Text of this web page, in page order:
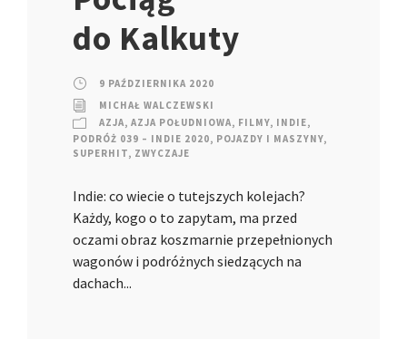
do Kalkuty
9 PAŹDZIERNIKA 2020
MICHAŁ WALCZEWSKI
AZJA, AZJA POŁUDNIOWA, FILMY, INDIE,
PODRÓŻ 039 – INDIE 2020, POJAZDY I MASZYNY,
SUPERHIT, ZWYCZAJE
Indie: co wiecie o tutejszych kolejach?
Każdy, kogo o to zapytam, ma przed
oczami obraz koszmarnie przepełnionych
wagonów i podróżnych siedzących na
dachach...